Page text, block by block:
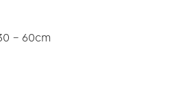
- 60cm